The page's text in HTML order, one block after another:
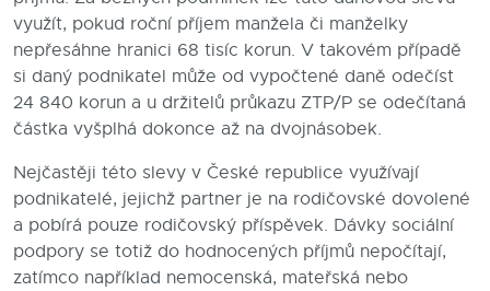
využít, pokud roční příjem manžela či manželky
nepřesáhne hranici 68 tisíc korun. V takovém případě
si daný podnikatel může od vypočtené daně odečíst
24 840 korun a u držitelů průkazu ZTP/P se odečítaná
částka vyšplhá dokonce až na dvojnásobek.
Nejčastěji této slevy v České republice využívají
podnikatelé, jejichž partner je na rodičovské dovolené
a pobírá pouze rodičovský příspěvek. Dávky sociální
podpory se totiž do hodnocených příjmů nepočítají,
zatímco například nemocenská, mateřská nebo